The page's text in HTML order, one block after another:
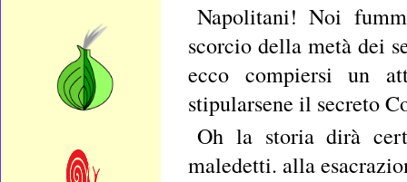
Napolitani! Noi
scorcio della metà dei
ecco compiersi un
stipularsene il secreto
Oh la storia dirà
maledetti. alla